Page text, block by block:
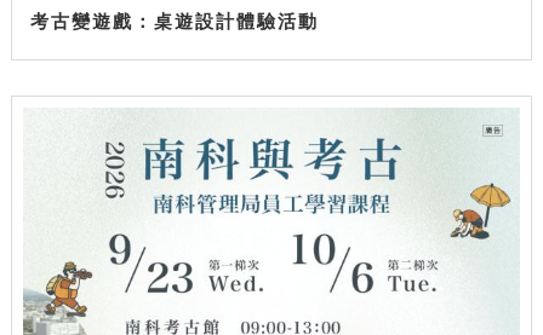
考古變遊戲：桌遊設計體驗活動